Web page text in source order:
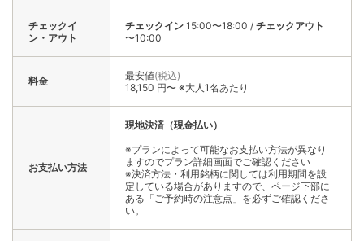
チェックイ
ン・アウト
チェックイン 15:00〜18:00 / チェックアウト
〜10:00
料金 最安値(税込)
18,150 円〜 ※大人1名あたり
お支払い方法
現地決済（現金払い）
※プランによって可能なお支払い方法が異なり
ますのでプラン詳細画面でご確認ください
※決済方法・利用銘柄に関しては利用期間を設
定している場合がありますので、ページ下部に
ある「ご予約時の注意点」を必ずご確認くださ
い。